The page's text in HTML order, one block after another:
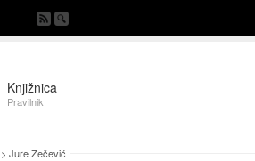
Knjižnica
Pravilnik
> Jure Zečević